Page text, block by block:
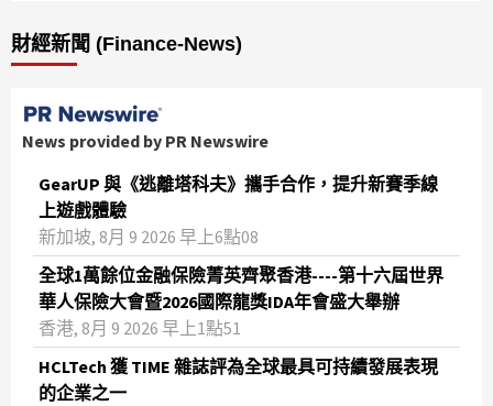
財經新聞 (Finance-News)
News provided by PR Newswire
GearUP 與《逃離塔科夫》攜手合作，提升新賽季線
上遊戲體驗
新加坡, 8月 9 2026 早上6點08
全球1萬餘位金融保險菁英齊聚香港----第十六屆世界
華人保險大會暨2026國際龍獎IDA年會盛大舉辦
香港, 8月 9 2026 早上1點51
HCLTech 獲 TIME 雜誌評為全球最具可持續發展表現
的企業之一